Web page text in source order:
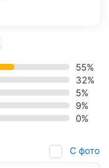
55%
32%
5%
9%
0%
С фото